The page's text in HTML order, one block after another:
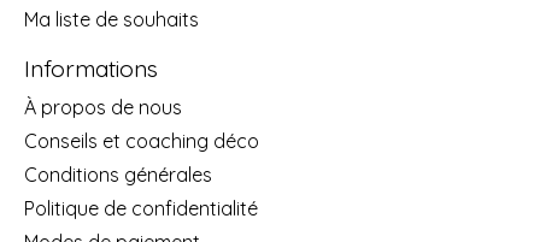
Ma liste de souhaits
Informations
À propos de nous
Conseils et coaching déco
Conditions générales
Politique de confidentialité